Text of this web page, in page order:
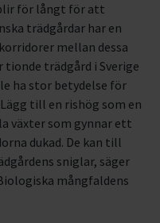
för långt för att
trädgårdar har en
mellan dessa
trädgård i Sverige
ha stor betydelse för
till en rishög som en
växter som gynnar ett
dukad. De kan till
sniglar, säger
mångfaldens